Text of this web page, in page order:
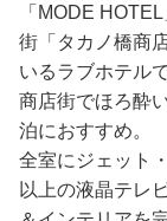
「MODE
街「タカノ橋商
いるラブホテルで
商店街でほろ酔
泊におすすめ。
全室にジェット
以上の液晶テレ